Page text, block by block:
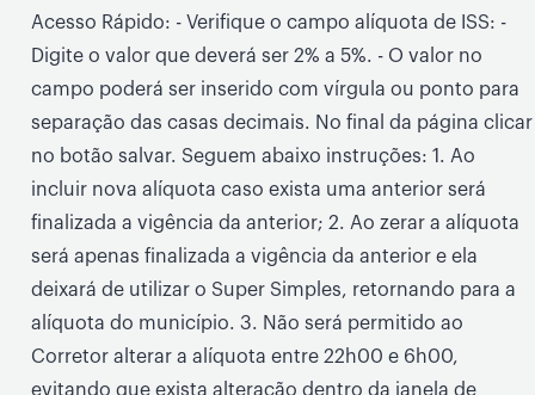
Acesso Rápido: - Verifique o campo alíquota de ISS: -
Digite o valor que deverá ser 2% a 5%. - O valor no
campo poderá ser inserido com vírgula ou ponto para
separação das casas decimais. No final da página clicar
no botão salvar. Seguem abaixo instruções: 1. Ao
incluir nova alíquota caso exista uma anterior será
finalizada a vigência da anterior; 2. Ao zerar a alíquota
será apenas finalizada a vigência da anterior e ela
deixará de utilizar o Super Simples, retornando para a
alíquota do município. 3. Não será permitido ao
Corretor alterar a alíquota entre 22h00 e 6h00,
evitando que exista alteração dentro da janela de